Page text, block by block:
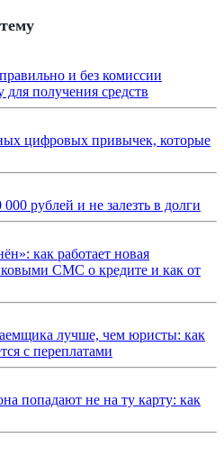
и без комиссии
для получения средств
цифровых привычек, которые
рублей и не залезть в долги
как работает новая
СМС о кредите и как от
лучше, чем юристы: как
с переплатами
попадают не на ту карту: как